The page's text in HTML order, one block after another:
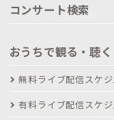
コンサート検索
おうちで観る・聴く
無料ライブ配信スケ
有料ライブ配信スケ